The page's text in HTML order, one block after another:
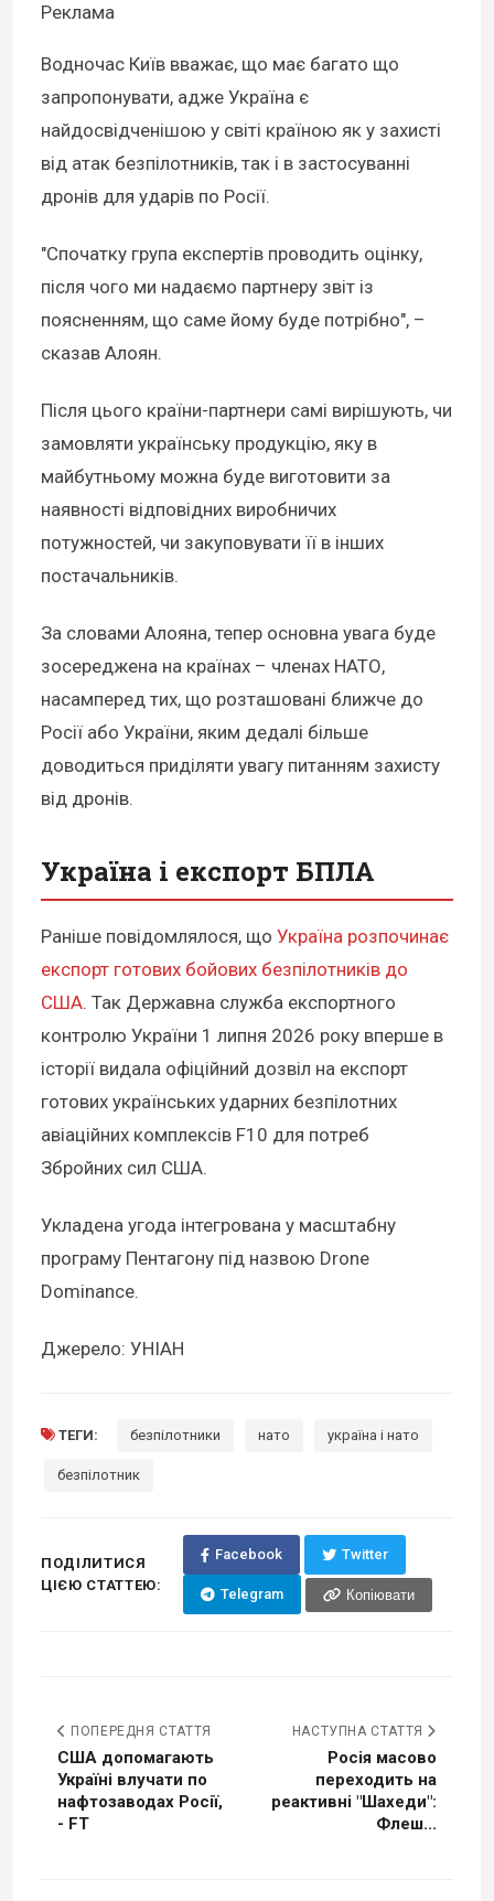
Реклама
Водночас Київ вважає, що має багато що
запропонувати, адже Україна є
найдосвідченішою у світі країною як у захисті
від атак безпілотників, так і в застосуванні
дронів для ударів по Росії.
"Спочатку група експертів проводить оцінку,
після чого ми надаємо партнеру звіт із
поясненням, що саме йому буде потрібно", –
сказав Алоян.
Після цього країни-партнери самі вирішують, чи
замовляти українську продукцію, яку в
майбутньому можна буде виготовити за
наявності відповідних виробничих
потужностей, чи закуповувати її в інших
постачальників.
За словами Алояна, тепер основна увага буде
зосереджена на країнах – членах НАТО,
насамперед тих, що розташовані ближче до
Росії або України, яким дедалі більше
доводиться приділяти увагу питанням захисту
від дронів.
Україна і експорт БПЛА
Раніше повідомлялося, що Україна розпочинає
експорт готових бойових безпілотників до
США. Так Державна служба експортного
контролю України 1 липня 2026 року вперше в
історії видала офіційний дозвіл на експорт
готових українських ударних безпілотних
авіаційних комплексів F10 для потреб
Збройних сил США.
Укладена угода інтегрована у масштабну
програму Пентагону під назвою Drone
Dominance.
Джерело: УНІАН
ТЕГИ: безпілотники нато україна і нато
безпілотник
ПОДІЛИТИСЯ
ЦІЄЮ СТАТТЕЮ:
Facebook Twitter
Telegram Копіювати
ПОПЕРЕДНЯ СТАТТЯ
США допомагають
Україні влучати по
нафтозаводах Росії,
- FT
НАСТУПНА СТАТТЯ
Росія масово
переходить на
реактивні "Шахеди":
Флеш...